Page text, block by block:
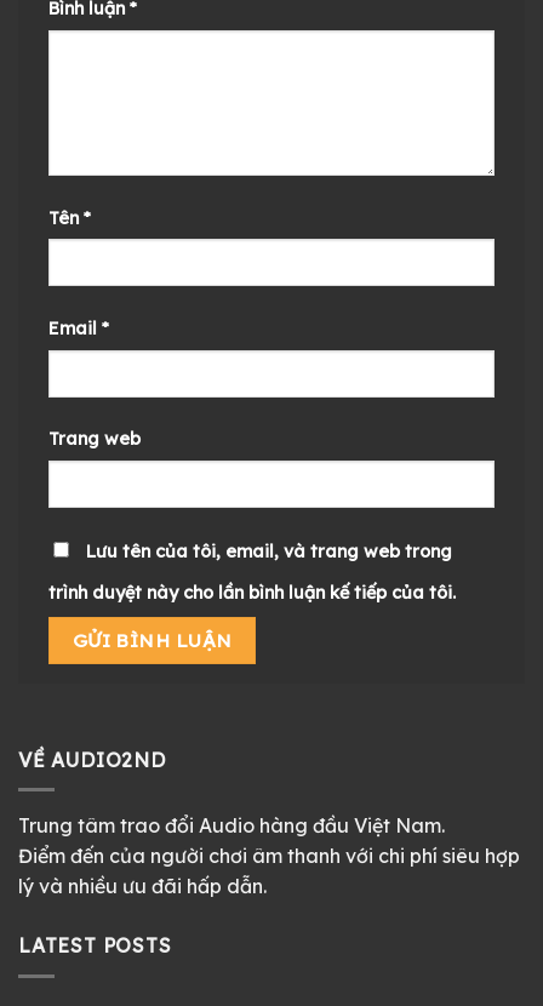
Bình luận *
Tên *
Email *
Trang web
Lưu tên của tôi, email, và trang web trong
trình duyệt này cho lần bình luận kế tiếp của tôi.
VỀ AUDIO2ND
Trung tâm trao đổi Audio hàng đầu Việt Nam.
Điểm đến của người chơi âm thanh với chi phí siêu hợp
lý và nhiều ưu đãi hấp dẫn.
LATEST POSTS